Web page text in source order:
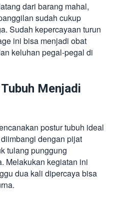
dari barang mahal,
sudah cukup
Sudah kepercayaan turun
ini bisa menjadi obat
keluhan pegal-pegal di
Menjadi
postur tubuh ideal
dengan pijat
tulang punggung
Melakukan kegiatan ini
dua kali dipercaya bisa